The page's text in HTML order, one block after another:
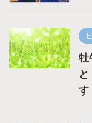
牡
す